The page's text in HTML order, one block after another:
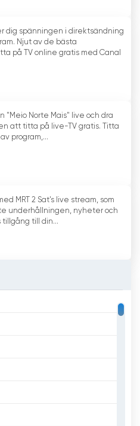
dig spänningen i direktsändning
Njut av de bästa
på TV online gratis med Canal
"Meio Norte Mais" live och dra
att titta på live-TV gratis. Titta
program,...
MRT 2 Sat's live stream, som
underhållningen, nyheter och
tillgång till din...